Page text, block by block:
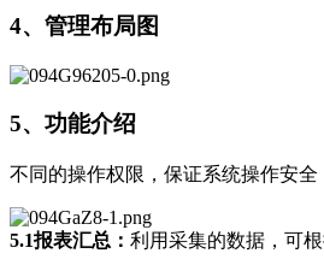
4、管理布局图
5、功能介绍
不同的操作权限，保证系统操作安全
5.1报表汇总： 利用采集的数据，可